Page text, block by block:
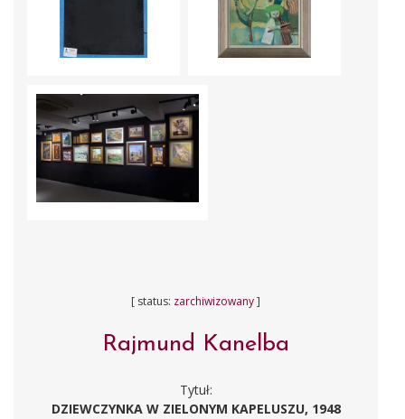
[ status: zarchiwizowany]
Rajmund Kanelba
Tytuł:
DZIEWCZYNKA W ZIELONYM KAPELUSZU, 1948